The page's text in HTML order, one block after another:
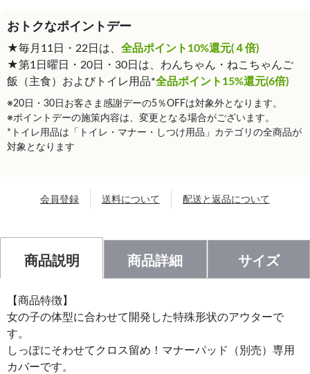
おトクなポイントデー
★毎月11日・22日は、 全品ポイント10%還元(４倍)
★第1日曜日・20日・30日は、わんちゃん・ねこちゃんご
飯（主食）およびトイレ用品*全品ポイント15%還元(6倍)
※20日・30日お客さま感謝デーの5％OFFは対象外となります。
※ポイントデーの施策内容は、変更となる場合がございます。
*トイレ用品は「トイレ・マナー・しつけ用品」カテゴリの全商品が
対象となります
会員登録 送料について 配送と返品について
商品説明 商品詳細 サイズ
【商品特徴】
女の子の体型に合わせて開発した特殊形状のアウターで
す。
しっぽにそわせてクロス留め！マナーパッド（別売）専用
カバーです。